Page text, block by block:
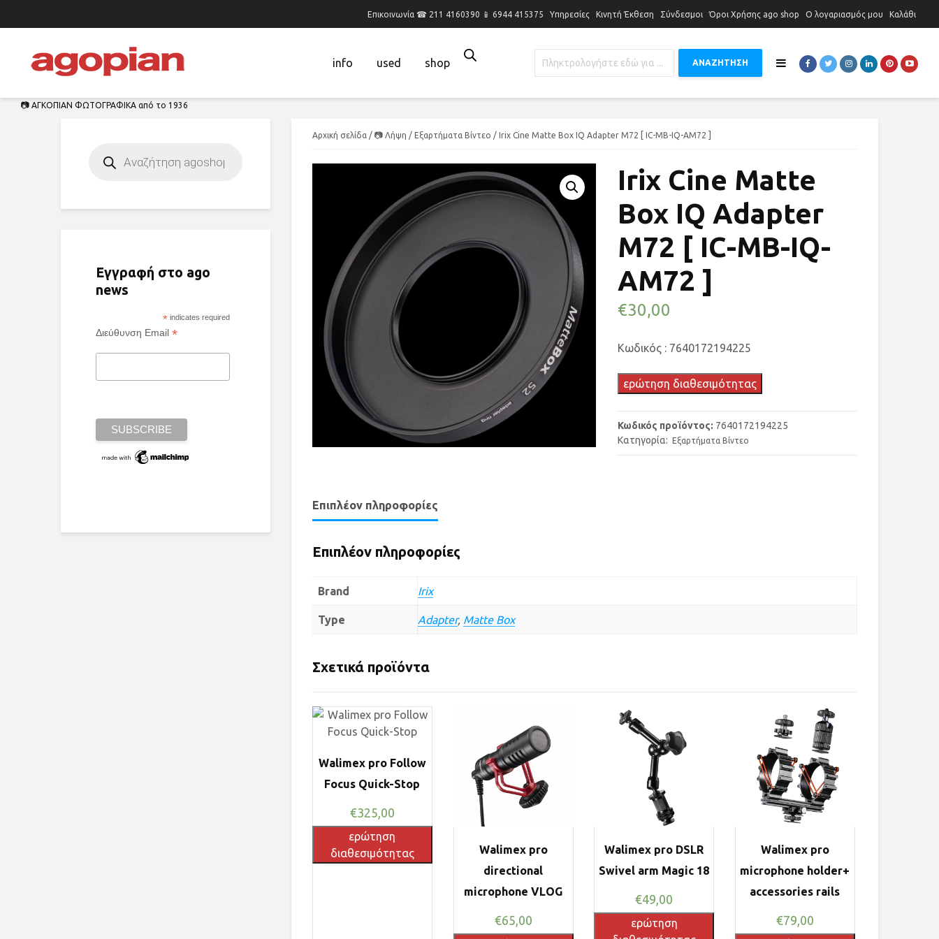
Επικοινωνία ☎ 211 4160390 📱 6944 415375 Υπηρεσίες Κινητή Έκθεση Σύνδεσμοι Όροι Χρήσης ago shop Ο λογαριασμός μου Καλάθι
📷 ΑΓΚΟΠΙΑΝ ΦΩΤΟΓΡΑΦΙΚΑ από το 1936
info used shop ΑΝΑΖΗΤΗΣΗ
Αρχική σελίδα / 📷 Λήψη / Εξαρτήματα Βίντεο / Irix Cine Matte Box IQ Adapter M72 [ IC-MB-IQ-AM72 ]
Irix Cine Matte
Box IQ Adapter
M72 [ IC-MB-IQ-
AM72 ]
€30,00
Κωδικός : 7640172194225
ερώτηση διαθεσιμότητας
Κωδικός προϊόντος: 7640172194225
Κατηγορία:
Εξαρτήματα Βίντεο
Επιπλέον πληροφορίες
Επιπλέον πληροφορίες
Brand Irix
Type Adapter, Matte Box
Σχετικά προϊόντα
Walimex pro Follow
Focus Quick-Stop
€325,00
ερώτηση
διαθεσιμότητας
Walimex pro
directional
microphone VLOG
€65,00
Walimex pro DSLR
Swivel arm Magic 18
€49,00
ερώτηση
Walimex pro
microphone holder+
accessories rails
€79,00
search
Εγγραφή στο ago
news
* indicates required
Διεύθυνση Email *